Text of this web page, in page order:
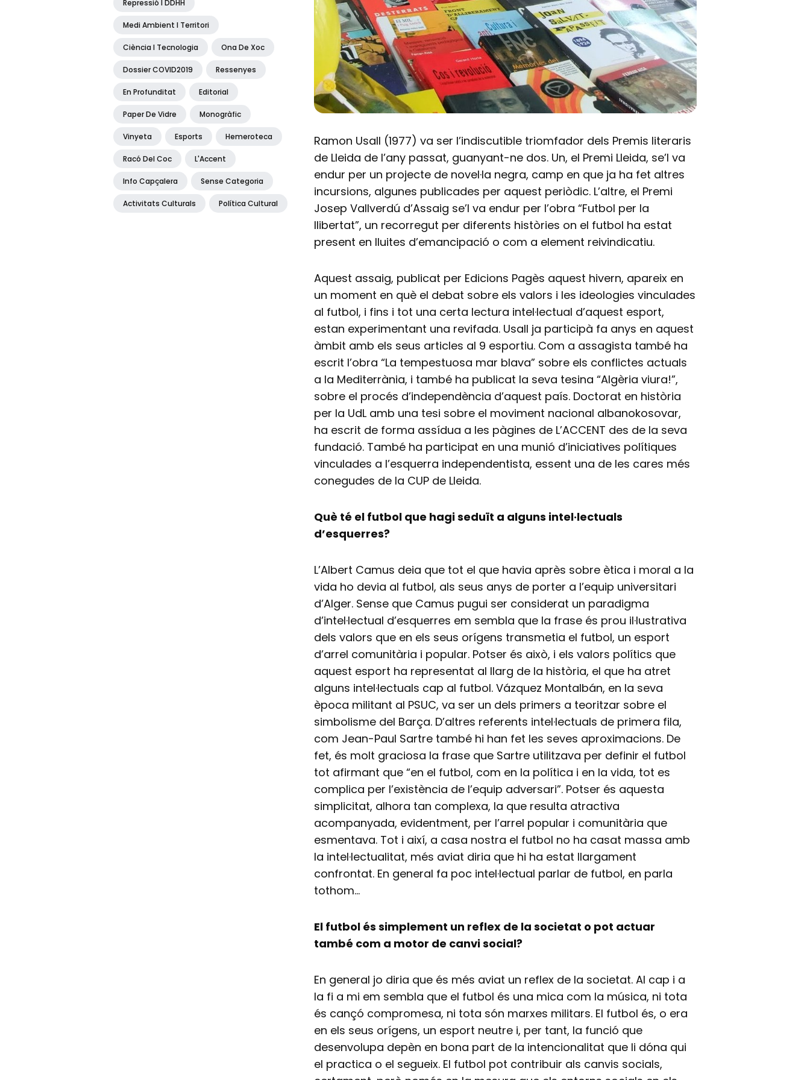
Repressió I DDHH
Medi Ambient I Territori
Ciència I Tecnologia Ona De Xoc
Dossier COVID2019 Ressenyes
En Profunditat Editorial
Paper De Vidre Monogràfic
Vinyeta Esports Hemeroteca
Racó Del Coc L'Accent
Info Capçalera Sense Categoria
Activitats Culturals Política Cultural
Ramon Usall (1977) va ser l’indiscutible triomfador dels Premis literaris
de Lleida de l’any passat, guanyant-ne dos. Un, el Premi Lleida, se’l va
endur per un projecte de novel·la negra, camp en que ja ha fet altres
incursions, algunes publicades per aquest periòdic. L’altre, el Premi
Josep Vallverdú d’Assaig se’l va endur per l’obra “Futbol per la
llibertat”, un recorregut per diferents històries on el futbol ha estat
present en lluites d’emancipació o com a element reivindicatiu.
Aquest assaig, publicat per Edicions Pagès aquest hivern, apareix en
un moment en què el debat sobre els valors i les ideologies vinculades
al futbol, i fins i tot una certa lectura intel·lectual d’aquest esport,
estan experimentant una revifada. Usall ja participà fa anys en aquest
àmbit amb els seus articles al 9 esportiu. Com a assagista també ha
escrit l’obra “La tempestuosa mar blava” sobre els conflictes actuals
a la Mediterrània, i també ha publicat la seva tesina “Algèria viura!”,
sobre el procés d’independència d’aquest país. Doctorat en història
per la UdL amb una tesi sobre el moviment nacional albanokosovar,
ha escrit de forma assídua a les pàgines de L’ACCENT des de la seva
fundació. També ha participat en una munió d’iniciatives polítiques
vinculades a l’esquerra independentista, essent una de les cares més
conegudes de la CUP de Lleida.
Què té el futbol que hagi seduït a alguns intel·lectuals
d’esquerres?
L’Albert Camus deia que tot el que havia après sobre ètica i moral a la
vida ho devia al futbol, als seus anys de porter a l’equip universitari
d’Alger. Sense que Camus pugui ser considerat un paradigma
d’intel·lectual d’esquerres em sembla que la frase és prou il·lustrativa
dels valors que en els seus orígens transmetia el futbol, un esport
d’arrel comunitària i popular. Potser és això, i els valors polítics que
aquest esport ha representat al llarg de la història, el que ha atret
alguns intel·lectuals cap al futbol. Vázquez Montalbán, en la seva
època militant al PSUC, va ser un dels primers a teoritzar sobre el
simbolisme del Barça. D’altres referents intel·lectuals de primera fila,
com Jean-Paul Sartre també hi han fet les seves aproximacions. De
fet, és molt graciosa la frase que Sartre utilitzava per definir el futbol
tot afirmant que “en el futbol, com en la política i en la vida, tot es
complica per l’existència de l’equip adversari”. Potser és aquesta
simplicitat, alhora tan complexa, la que resulta atractiva
acompanyada, evidentment, per l’arrel popular i comunitària que
esmentava. Tot i així, a casa nostra el futbol no ha casat massa amb
la intel·lectualitat, més aviat diria que hi ha estat llargament
confrontat. En general fa poc intel·lectual parlar de futbol, en parla
tothom…
El futbol és simplement un reflex de la societat o pot actuar
també com a motor de canvi social?
En general jo diria que és més aviat un reflex de la societat. Al cap i a
la fi a mi em sembla que el futbol és una mica com la música, ni tota
és cançó compromesa, ni tota són marxes militars. El futbol és, o era
en els seus orígens, un esport neutre i, per tant, la funció que
desenvolupa depèn en bona part de la intencionalitat que li dóna qui
el practica o el segueix. El futbol pot contribuir als canvis socials,